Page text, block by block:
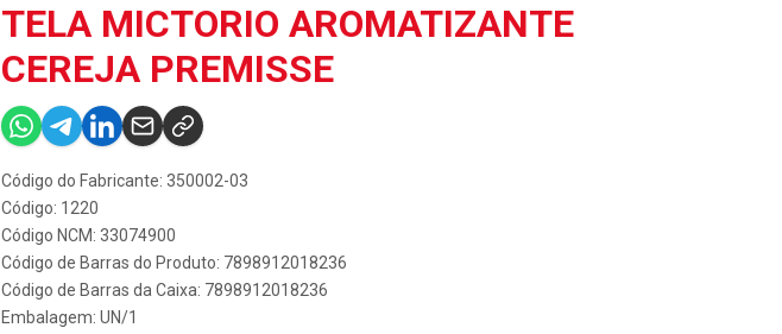
TELA MICTORIO AROMATIZANTE
CEREJA PREMISSE
Código do Fabricante: 350002-03
Código: 1220
Código NCM: 33074900
Código de Barras do Produto: 7898912018236
Código de Barras da Caixa: 7898912018236
Embalagem: UN/1